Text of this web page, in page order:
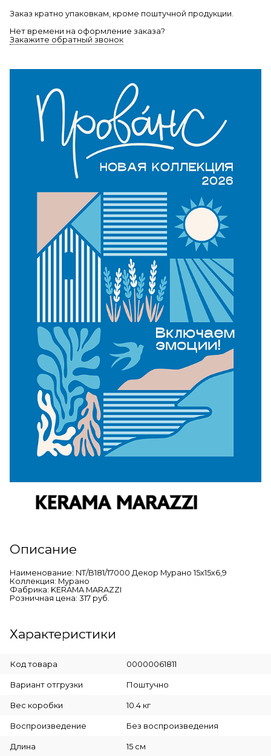
Заказ кратно упаковкам, кроме поштучной продукции.
Нет времени на оформление заказа?
Закажите обратный звонок
Описание
Наименование: NT/B181/17000 Декор Мурано 15х15х6,9
Коллекция: Мурано
Фабрика: KERAMA MARAZZI
Розничная цена: 317 руб.
Характеристики
Код товара 00000061811
Вариант отгрузки Поштучно
Вес коробки 10.4 кг
Воспроизведение Без воспроизведения
Длина 15 см